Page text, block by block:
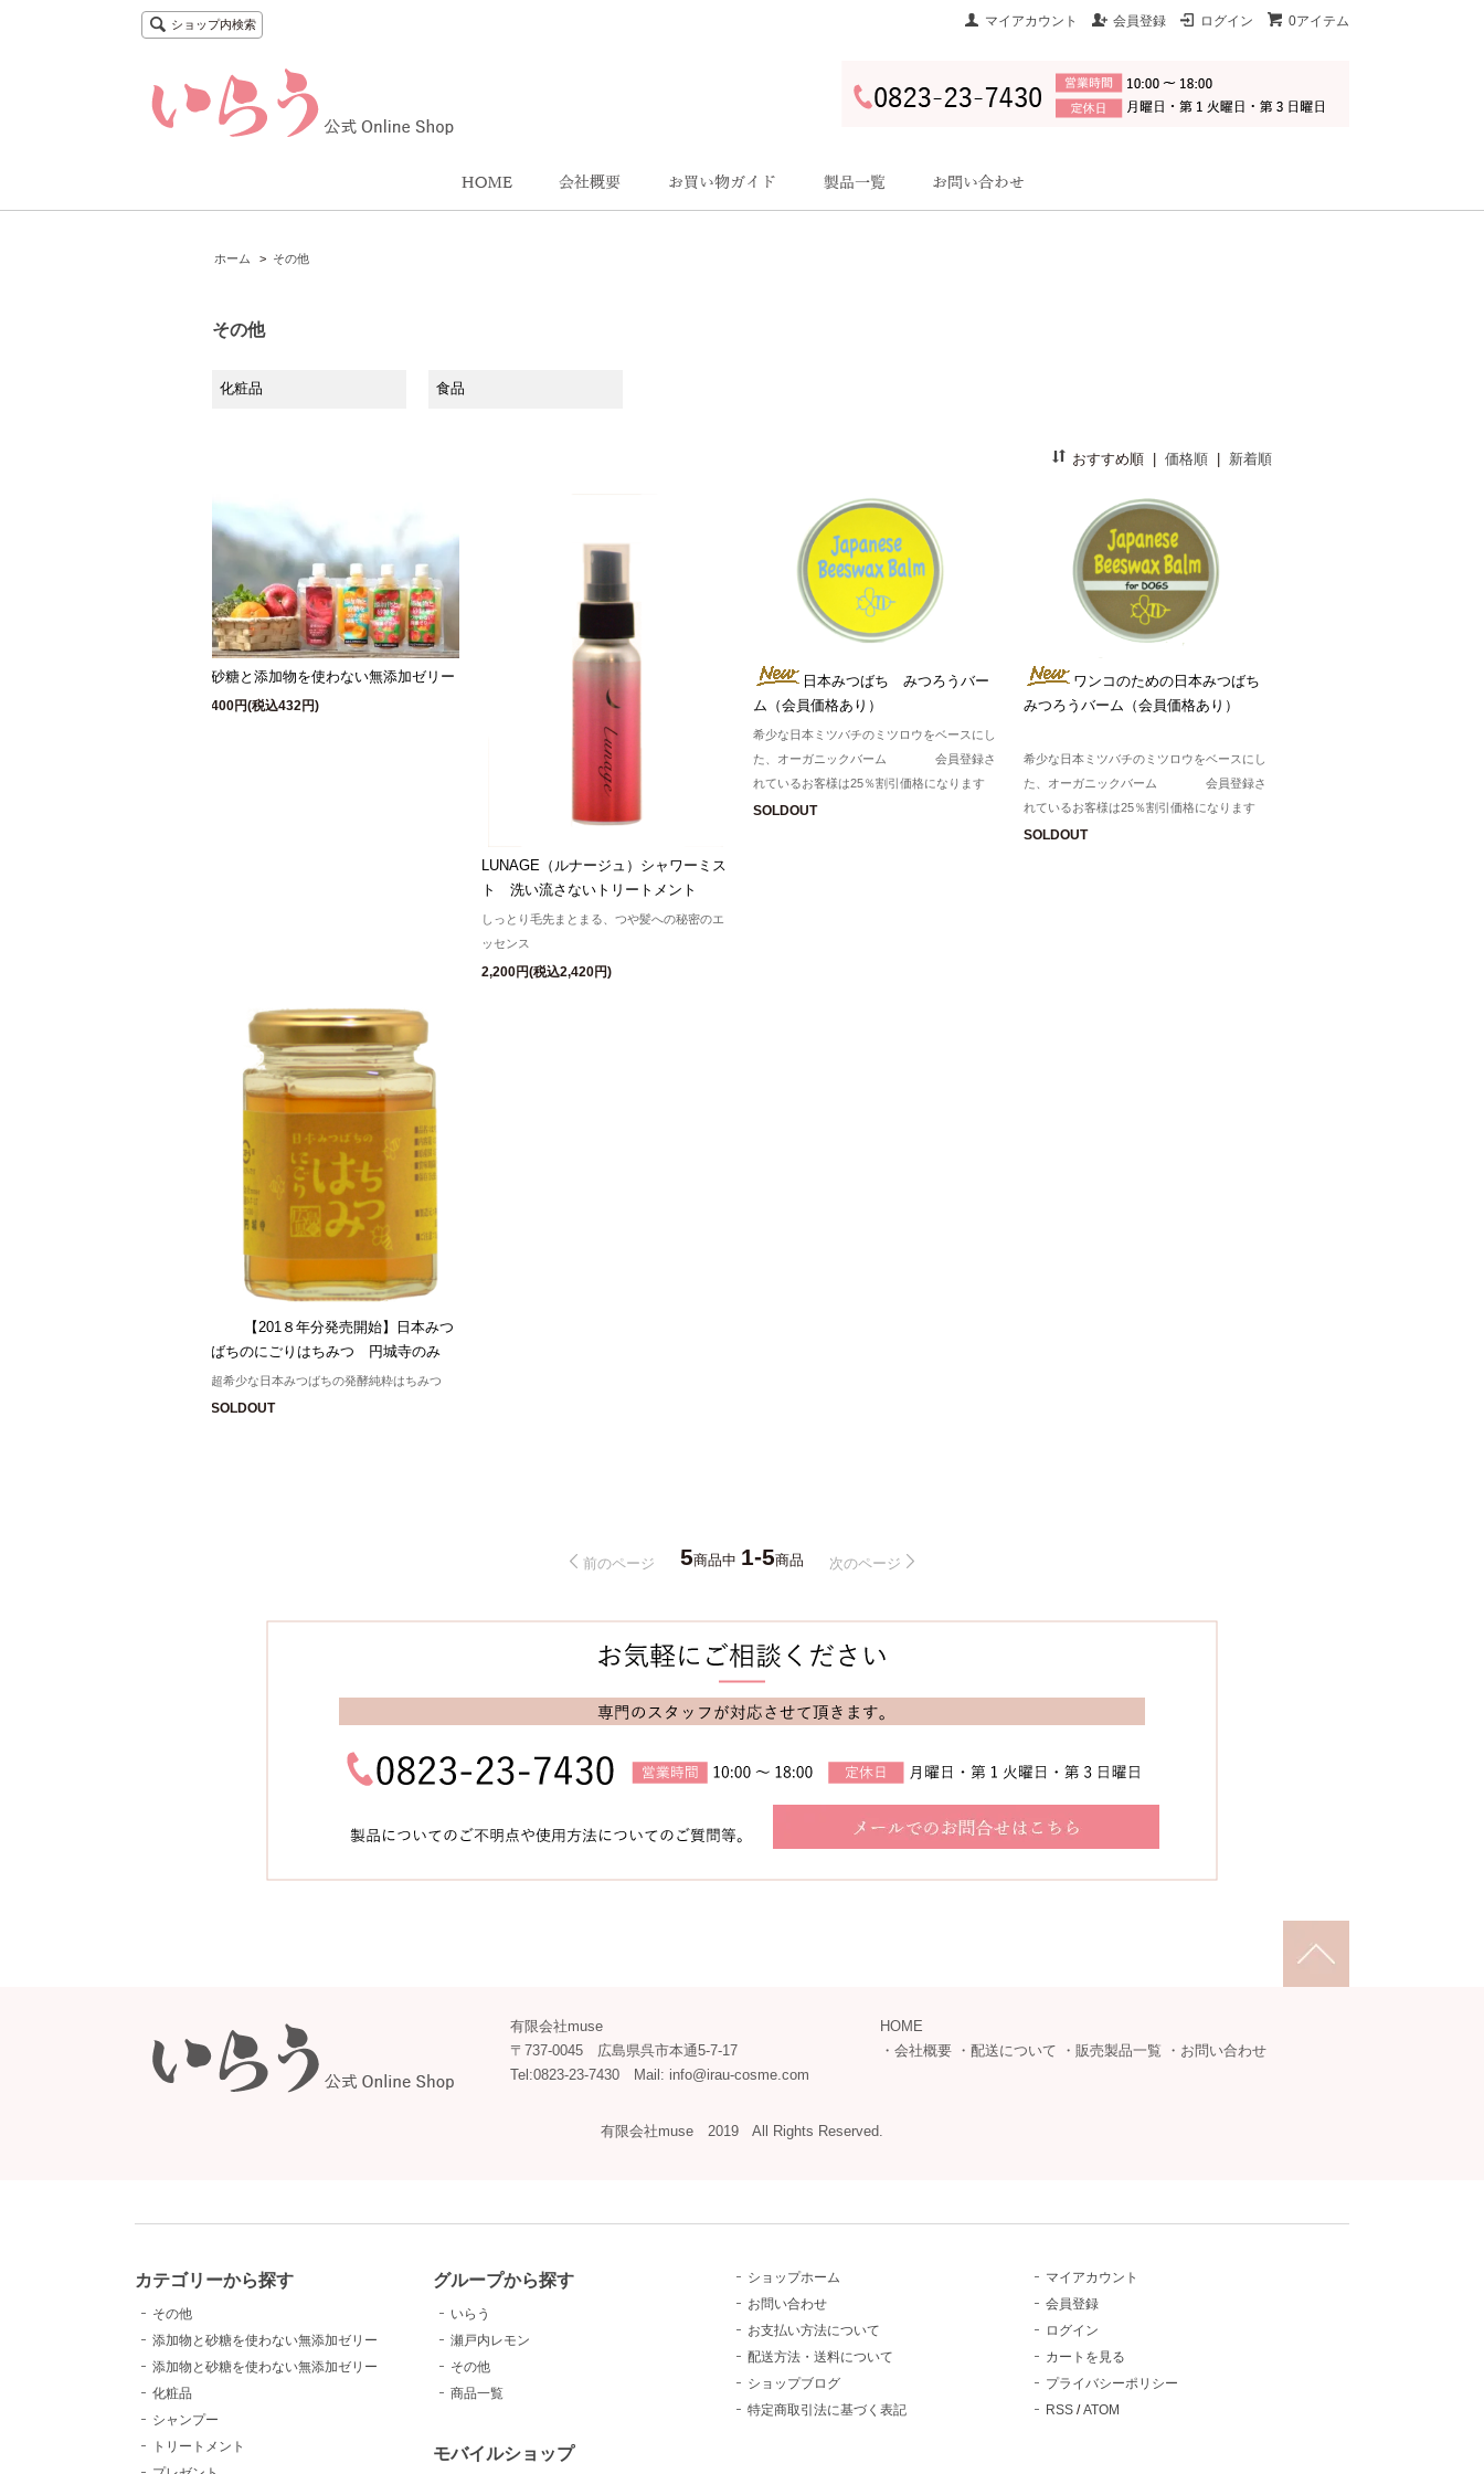
0アイテム
ログイン
会員登録
マイアカウント
ショップ内検索
ホーム > その他
その他
化粧品 食品
おすすめ順 | 価格順 | 新着順
砂糖と添加物を使わない無添加ゼリー
400円(税込432円)
LUNAGE（ルナージュ）シャワーミス
ト 洗い流さないトリートメント
しっとり毛先まとまる、つや髪への秘密のエ
ッセンス
2,200円(税込2,420円)
日本みつばち みつろうバー
ム（会員価格あり）
希少な日本ミツバチのミツロウをベースにし
た、オーガニックバーム 会員登録さ
れているお客様は25％割引価格になります
SOLDOUT
ワンコのための日本みつばち
みつろうバーム（会員価格あり）
希少な日本ミツバチのミツロウをベースにし
た、オーガニックバーム 会員登録さ
れているお客様は25％割引価格になります
SOLDOUT
【201８年分発売開始】日本みつ
ばちのにごりはちみつ 円城寺のみ
超希少な日本みつばちの発酵純粋はちみつ
SOLDOUT
前のページ 5商品中 1-5商品 次のページ
有限会社muse
〒737-0045 広島県呉市本通5-7-17
Tel:0823-23-7430 Mail: info@irau-cosme.com
HOME
・ 会社概要 ・ 配送について ・ 販売製品一覧 ・ お問い合わせ
有限会社muse 2019 All Rights Reserved.
カテゴリーから探す
その他
添加物と砂糖を使わない無添加ゼリー
添加物と砂糖を使わない無添加ゼリー
化粧品
シャンプー
トリートメント
グループから探す
いらう
瀬戸内レモン
その他
商品一覧
ショップホーム
お問い合わせ
お支払い方法について
配送方法・送料について
ショップブログ
特定商取引法に基づく表記
マイアカウント
会員登録
ログイン
カートを見る
プライバシーポリシー
RSS/ATOM
モバイルショップ